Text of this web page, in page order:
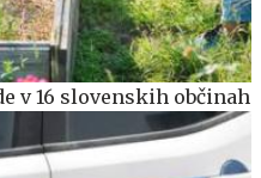
v 16 slovenskih občinah